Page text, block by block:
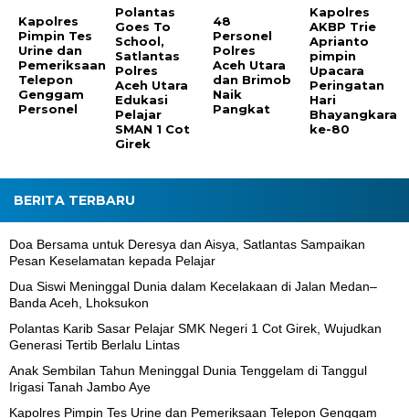
Kapolres
Pimpin Tes
Urine dan
Pemeriksaan
Telepon
Genggam
Personel
Polantas
Goes To
School,
Satlantas
Polres
Aceh Utara
Edukasi
Pelajar
SMAN 1 Cot
Girek
48
Personel
Polres
Aceh Utara
dan Brimob
Naik
Pangkat
Kapolres
AKBP Trie
Aprianto
pimpin
Upacara
Peringatan
Hari
Bhayangkara
ke-80
BERITA TERBARU
Doa Bersama untuk Deresya dan Aisya, Satlantas Sampaikan
Pesan Keselamatan kepada Pelajar
Dua Siswi Meninggal Dunia dalam Kecelakaan di Jalan Medan–
Banda Aceh, Lhoksukon
Polantas Karib Sasar Pelajar SMK Negeri 1 Cot Girek, Wujudkan
Generasi Tertib Berlalu Lintas
Anak Sembilan Tahun Meninggal Dunia Tenggelam di Tanggul
Irigasi Tanah Jambo Aye
Kapolres Pimpin Tes Urine dan Pemeriksaan Telepon Genggam